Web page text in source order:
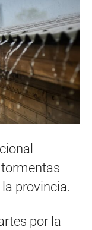
provincia.
por la